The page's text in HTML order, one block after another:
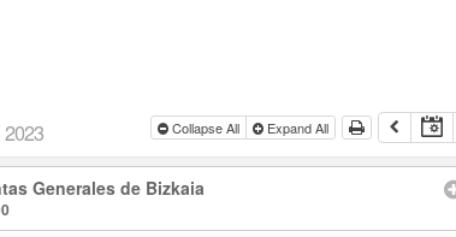
Collapse All Expand All
Generales de Bizkaia